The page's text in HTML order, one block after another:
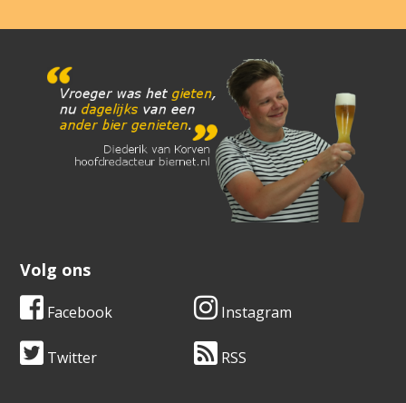
Volg ons
Facebook Instagram
Twitter RSS